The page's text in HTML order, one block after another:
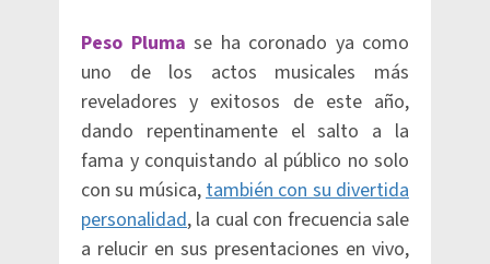
Peso Pluma se ha coronado ya como
uno de los actos musicales más
reveladores y exitosos de este año,
dando repentinamente el salto a la
fama y conquistando al público no solo
con su música,también con su divertida
personalidad, la cual con frecuencia sale
a relucir en sus presentaciones en vivo,